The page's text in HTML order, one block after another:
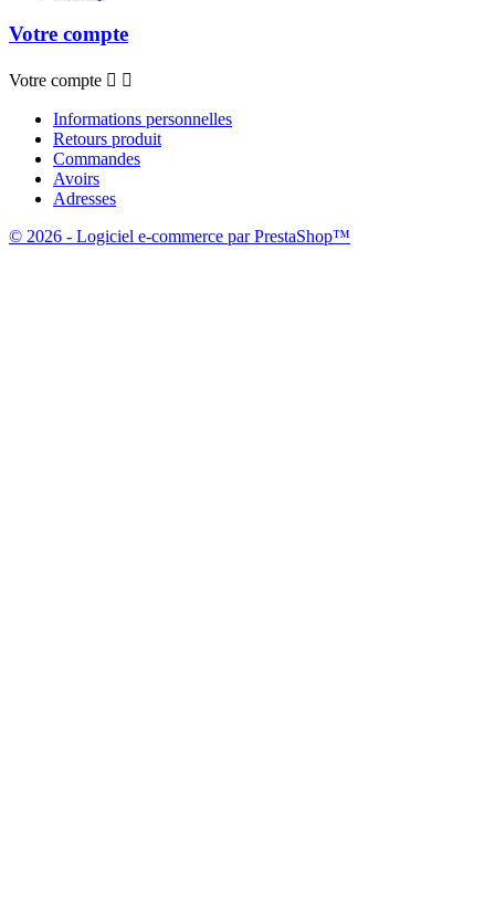
Votre compte
Votre compte  
Informations personnelles
Retours produit
Commandes
Avoirs
Adresses
© 2026 - Logiciel e-commerce par PrestaShop™